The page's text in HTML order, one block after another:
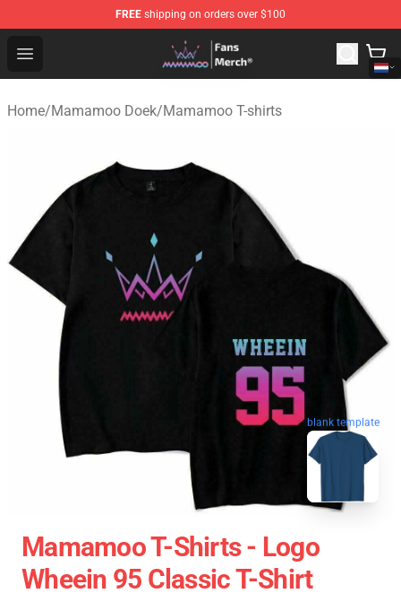
FREE shipping on orders over $100
Open menu
Mamamoo Store - Official Mamamoo Merchandise Shop
Home/Mamamoo Doek/Mamamoo T-shirts
blank template
Mamamoo T-Shirts - Logo
Wheein 95 Classic T-Shirt